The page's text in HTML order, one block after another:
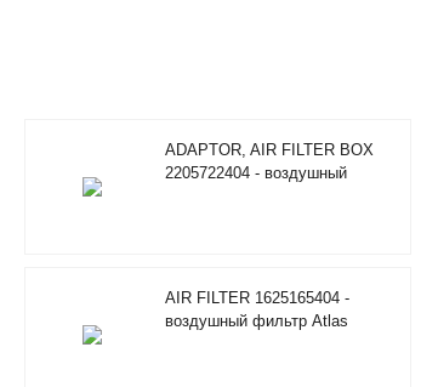
ADAPTOR, AIR FILTER BOX
2205722404 - воздушный
AIR FILTER 1625165404 -
воздушный фильтр Atlas